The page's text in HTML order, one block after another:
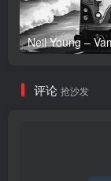
评论 抢沙发